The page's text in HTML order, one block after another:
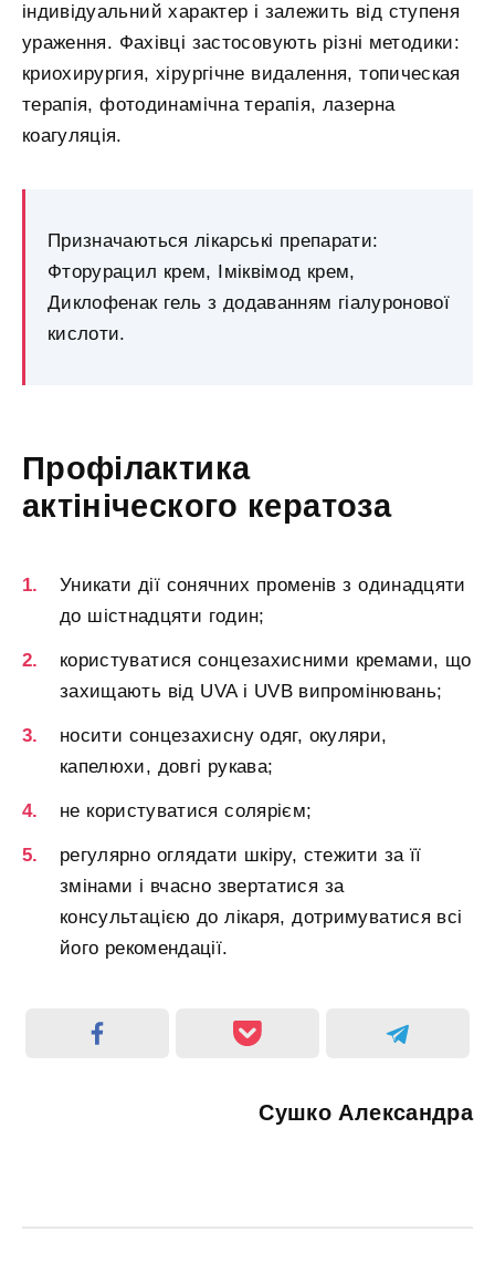
індивідуальний характер і залежить від ступеня
ураження. Фахівці застосовують різні методики:
криохирургия, хірургічне видалення, топическая
терапія, фотодинамічна терапія, лазерна
коагуляція.
Призначаються лікарські препарати:
Фторурацил крем, Іміквімод крем,
Диклофенак гель з додаванням гіалуронової
кислоти.
Профілактика
актініческого кератоза
Уникати дії сонячних променів з одинадцяти
до шістнадцяти годин;
користуватися сонцезахисними кремами, що
захищають від UVA і UVB випромінювань;
носити сонцезахисну одяг, окуляри,
капелюхи, довгі рукава;
не користуватися солярієм;
регулярно оглядати шкіру, стежити за її
змінами і вчасно звертатися за
консультацією до лікаря, дотримуватися всі
його рекомендації.
Сушко Александра